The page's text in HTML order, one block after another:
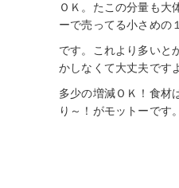
ＯＫ。たこの分量も大
ーで売ってる小さめの
です。これより多いと
かしなくて大丈夫です
多少の増減ＯＫ！食材
り～！ がモットーです。